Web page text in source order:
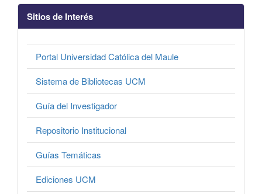
Sitios de Interés
Portal Universidad Católica del Maule
Sistema de Bibliotecas UCM
Guía del Investigador
Repositorio Institucional
Guías Temáticas
Ediciones UCM